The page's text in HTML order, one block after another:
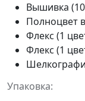
Вышивка
Полноцвет
Флекс (1
Флекс (1
Упаковка: